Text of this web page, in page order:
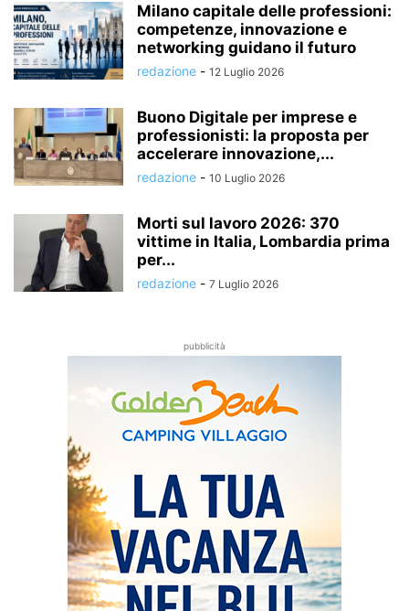
Milano capitale delle professioni:
competenze, innovazione e
networking guidano il futuro
redazione - 12 Luglio 2026
Buono Digitale per imprese e
professionisti: la proposta per
accelerare innovazione,...
redazione - 10 Luglio 2026
Morti sul lavoro 2026: 370
vittime in Italia, Lombardia prima
per...
redazione - 7 Luglio 2026
pubblicità